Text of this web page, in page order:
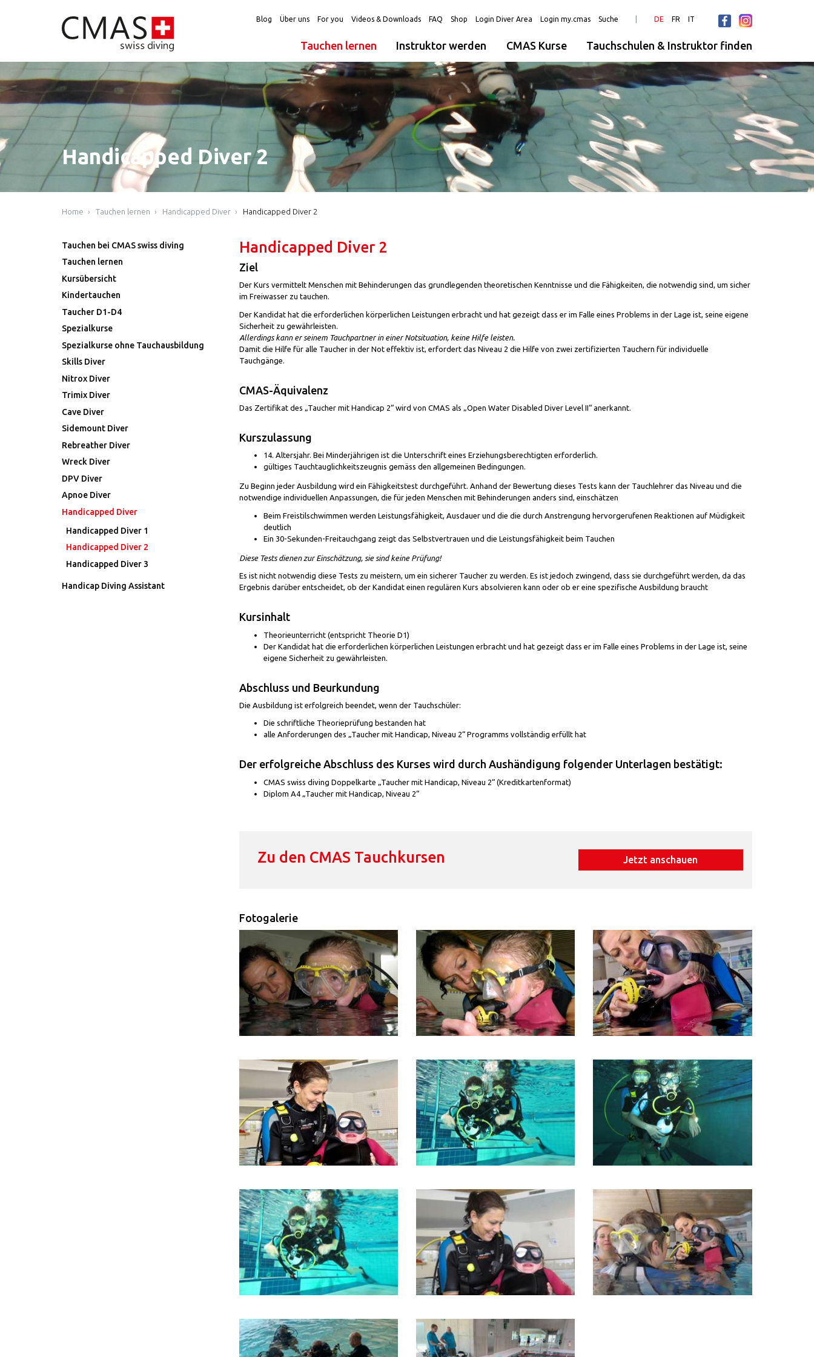
Blog Über uns For you Videos & Downloads FAQ Shop Login Diver Area Login my.cmas Suche DE FR IT
Tauchen lernen Instruktor werden CMAS Kurse Tauchschulen & Instruktor finden
Handicapped Diver 2
Home Tauchen lernen Handicapped Diver Handicapped Diver 2
Tauchen bei CMAS swiss diving
Tauchen lernen
Kursübersicht
Kindertauchen
Taucher D1-D4
Spezialkurse
Spezialkurse ohne Tauchausbildung
Skills Diver
Nitrox Diver
Trimix Diver
Cave Diver
Sidemount Diver
Rebreather Diver
Wreck Diver
DPV Diver
Apnoe Diver
Handicapped Diver
Handicapped Diver 1
Handicapped Diver 2
Handicapped Diver 3
Handicap Diving Assistant
Handicapped Diver 2
Ziel
Der Kurs vermittelt Menschen mit Behinderungen das grundlegenden theoretischen Kenntnisse und die Fähigkeiten, die notwendig sind, um sicher
im Freiwasser zu tauchen.
Der Kandidat hat die erforderlichen körperlichen Leistungen erbracht und hat gezeigt dass er im Falle eines Problems in der Lage ist, seine eigene
Sicherheit zu gewährleisten.
Allerdings kann er seinem Tauchpartner in einer Notsituation, keine Hilfe leisten.
Damit die Hilfe für alle Taucher in der Not effektiv ist, erfordert das Niveau 2 die Hilfe von zwei zertifizierten Tauchern für individuelle
Tauchgänge.
CMAS-Äquivalenz
Das Zertifikat des „Taucher mit Handicap 2“ wird von CMAS als „Open Water Disabled Diver Level II“ anerkannt.
Kurszulassung
14. Altersjahr. Bei Minderjährigen ist die Unterschrift eines Erziehungsberechtigten erforderlich.
gültiges Tauchtauglichkeitszeugnis gemäss den allgemeinen Bedingungen.
Zu Beginn jeder Ausbildung wird ein Fähigkeitstest durchgeführt. Anhand der Bewertung dieses Tests kann der Tauchlehrer das Niveau und die
notwendige individuellen Anpassungen, die für jeden Menschen mit Behinderungen anders sind, einschätzen
Beim Freistilschwimmen werden Leistungsfähigkeit, Ausdauer und die die durch Anstrengung hervorgerufenen Reaktionen auf Müdigkeit
deutlich
Ein 30-Sekunden-Freitauchgang zeigt das Selbstvertrauen und die Leistungsfähigkeit beim Tauchen
Diese Tests dienen zur Einschätzung, sie sind keine Prüfung!
Es ist nicht notwendig diese Tests zu meistern, um ein sicherer Taucher zu werden. Es ist jedoch zwingend, dass sie durchgeführt werden, da das
Ergebnis darüber entscheidet, ob der Kandidat einen regulären Kurs absolvieren kann oder ob er eine spezifische Ausbildung braucht
Kursinhalt
Theorieunterricht (entspricht Theorie D1)
Der Kandidat hat die erforderlichen körperlichen Leistungen erbracht und hat gezeigt dass er im Falle eines Problems in der Lage ist, seine
eigene Sicherheit zu gewährleisten.
Abschluss und Beurkundung
Die Ausbildung ist erfolgreich beendet, wenn der Tauchschüler:
Die schriftliche Theorieprüfung bestanden hat
alle Anforderungen des „Taucher mit Handicap, Niveau 2“ Programms vollständig erfüllt hat
Der erfolgreiche Abschluss des Kurses wird durch Aushändigung folgender Unterlagen bestätigt:
CMAS swiss diving Doppelkarte „Taucher mit Handicap, Niveau 2“ (Kreditkartenformat)
Diplom A4 „Taucher mit Handicap, Niveau 2“
Zu den CMAS Tauchkursen Jetzt anschauen
Fotogalerie